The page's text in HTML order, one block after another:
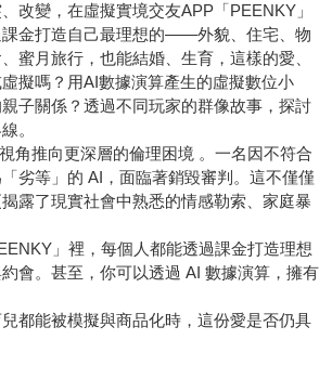
改變，在虛擬實境交友APP「PEENKY」
課金打造自己最理想的――外貌、住宅、物
蜜月旅行，也能結婚、生育，這樣的愛、
擬嗎？用AI數據演算產生的虛擬數位小
子關係？透過不同玩家的群像故事，探討
。
角推向更深層的倫理困境 。一名因不符合
劣等」的 AI，面臨著銷毀審判。這不僅僅
露了現實社會中熟悉的情感勒索、家庭暴
」裡，每個人都能透過課金打造理想
會。甚至，你可以透過 AI 數據演算，擁有
都能被模擬與商品化時，這份愛是否仍具